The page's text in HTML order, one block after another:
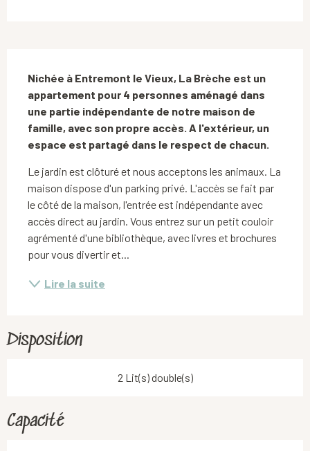
Nichée à Entremont le Vieux, La Brèche est un
appartement pour 4 personnes aménagé dans
une partie indépendante de notre maison de
famille, avec son propre accès. A l'extérieur, un
espace est partagé dans le respect de chacun.
Le jardin est clôturé et nous acceptons les animaux. La
maison dispose d'un parking privé. L'accès se fait par
le côté de la maison, l'entrée est indépendante avec
accès direct au jardin. Vous entrez sur un petit couloir
agrémenté d'une bibliothèque, avec livres et brochures
pour vous divertir et...
Lire la suite
Disposition
2 Lit(s) double(s)
Capacité